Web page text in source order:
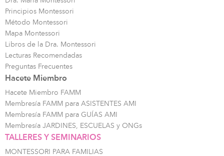
Principios Montessori
Método Montessori
Mapa Montessori
Libros de la Dra. Montessori
Lecturas Recomendadas
Preguntas Frecuentes
Hacete Miembro
Hacete Miembro FAMM
Membresía FAMM para ASISTENTES AMI
Membresía FAMM para GUÍAS AMI
Membresía JARDINES, ESCUELAS y ONGs
TALLERES Y SEMINARIOS
MONTESSORI PARA FAMILIAS